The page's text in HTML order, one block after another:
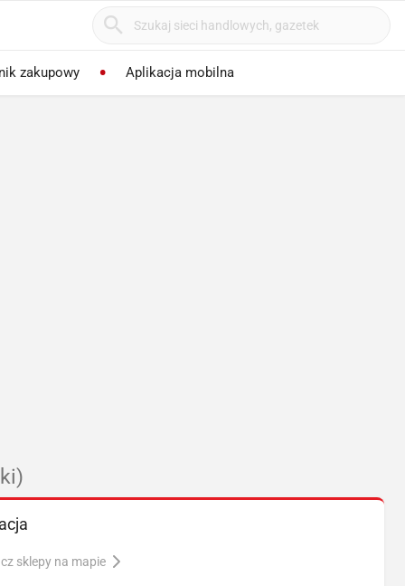
zakupowy Aplikacja mobilna
sklepy na mapie